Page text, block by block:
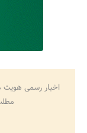
اخبار رسمی هویت